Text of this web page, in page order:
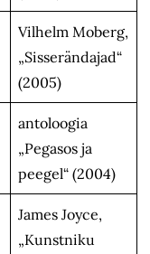
Vilhelm Moberg,
„Sisserändajad“
(2005)
antoloogia
„Pegasos ja
peegel“ (2004)
James Joyce,
„Kunstniku